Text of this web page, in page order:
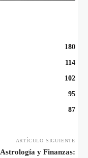
180
114
102
95
87
ARTÍCULO SIGUIENTE
Astrología y Finanzas: